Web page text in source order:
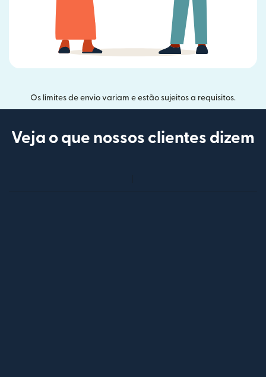
Os limites de envio variam e estão sujeitos a requisitos.
Veja o que nossos clientes dizem